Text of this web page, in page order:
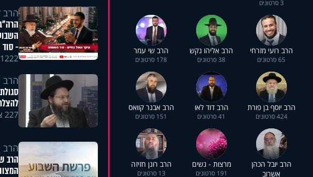
3 סרטונים
הרב רועי מזרחי
65 סרטונים
הרב אליהו נקש
38 סרטונים
הרב שי עמר
178 סרטונים
הרב יוסף בן פורת
424 סרטונים
הרב דוד לאו
41 סרטונים
הרב אבנר קוואס
151 סרטונים
הרב יובל הכהן
אשרוב
מרצות - נשים
191 סרטונים
הרב רונן חזיזה
13 סרטונים
הרב
-
1222 צפיות
הרב
227 צפיות
הרב
הרב